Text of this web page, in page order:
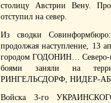
столицу Австрии Вену.
отступил на север.
Из сводки
продолжая наступление, 13
городом ГОДОНИН… Северо-
боями заняли на
РИНГЕЛЬСДОРФ, НИДЕР-
Войска 3-го